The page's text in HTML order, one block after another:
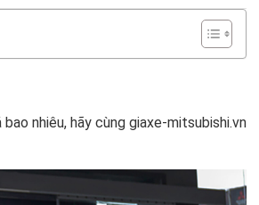
nhiêu, hãy cùng giaxe-mitsubishi.vn